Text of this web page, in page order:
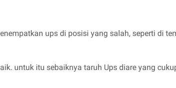
ups di posisi yang salah, seperti di
untuk itu sebaiknya taruh Ups diare yang